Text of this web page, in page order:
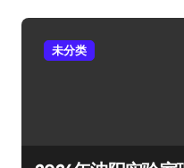
未分类